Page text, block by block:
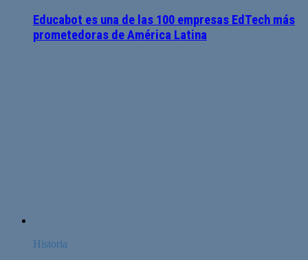
Educabot es una de las 100 empresas EdTech más
prometedoras de América Latina
Historia